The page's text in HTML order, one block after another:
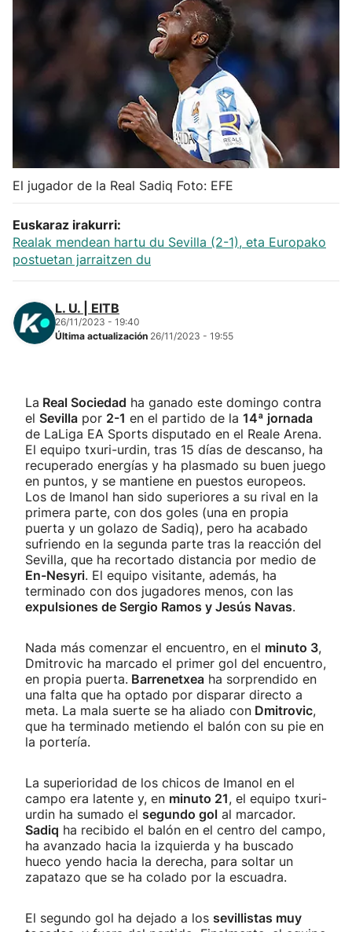
Atletismo
Carreras de montaña
Más deportes
"Helmuga"
El jugador de la Real Sadiq Foto: EFE
Euskaraz irakurri:
Realak mendean hartu du Sevilla (2-1), eta Europako
postuetan jarraitzen du
L. U. | EITB
26/11/2023 - 19:40
Última actualización 26/11/2023 - 19:55
La Real Sociedad ha ganado este domingo contra
el Sevilla por 2-1 en el partido de la 14ª jornada
de LaLiga EA Sports disputado en el Reale Arena.
El equipo txuri-urdin, tras 15 días de descanso, ha
recuperado energías y ha plasmado su buen juego
en puntos, y se mantiene en puestos europeos.
Los de Imanol han sido superiores a su rival en la
primera parte, con dos goles (una en propia
puerta y un golazo de Sadiq), pero ha acabado
sufriendo en la segunda parte tras la reacción del
Sevilla, que ha recortado distancia por medio de
En-Nesyri. El equipo visitante, además, ha
terminado con dos jugadores menos, con las
expulsiones de Sergio Ramos y Jesús Navas.
Nada más comenzar el encuentro, en el minuto 3,
Dmitrovic ha marcado el primer gol del encuentro,
en propia puerta. Barrenetxea ha sorprendido en
una falta que ha optado por disparar directo a
meta. La mala suerte se ha aliado con Dmitrovic,
que ha terminado metiendo el balón con su pie en
la portería.
La superioridad de los chicos de Imanol en el
campo era latente y, en minuto 21, el equipo txuri-
urdin ha sumado el segundo gol al marcador.
Sadiq ha recibido el balón en el centro del campo,
ha avanzado hacia la izquierda y ha buscado
hueco yendo hacia la derecha, para soltar un
zapatazo que se ha colado por la escuadra.
El segundo gol ha dejado a los sevillistas muy